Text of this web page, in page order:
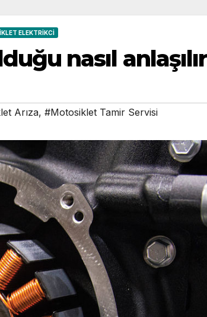
ELEKTRIKCI
nasıl
Arıza, #Motosiklet Tamir Servisi